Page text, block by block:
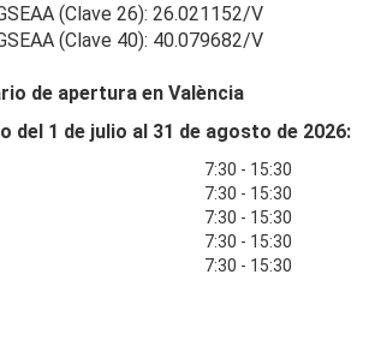
(Clave 26): 26.021152/V
(Clave 40): 40.079682/V
de apertura en València
del 1 de julio al 31 de agosto de 2026:
7:30 - 15:30
7:30 - 15:30
7:30 - 15:30
7:30 - 15:30
7:30 - 15:30